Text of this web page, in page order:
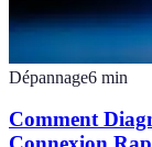
Dépannage6 min
Comment